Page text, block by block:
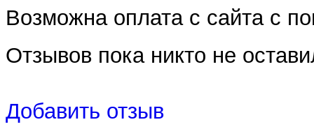
Возможна оплата с сайта с
Отзывов пока никто не
Добавить отзыв